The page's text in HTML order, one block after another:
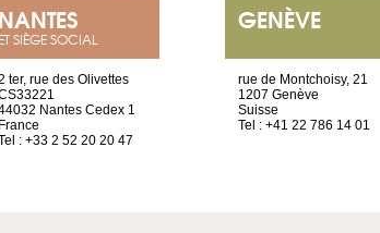
NANTES
ET SIÈGE SOCIAL
ter, rue des Olivettes
Nantes Cedex 1
France
: +33 2 52 20 20 47
GENÈVE
rue de Montchoisy, 21
1207 Genève
Suisse
Tel : +41 22 786 14 01